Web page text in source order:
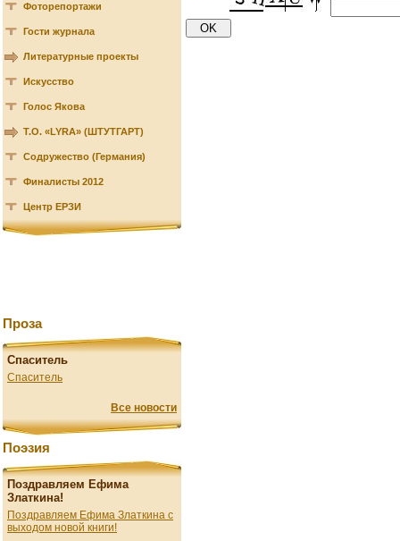
Фоторепортажи
Гости журнала
Литературные проекты
Искусство
Голос Якова
Т.О. «LYRA» (ШТУТГАРТ)
Содружество (Германия)
Финалисты 2012
Центр ЕРЗИ
Проза
Спаситель
Спаситель
Все новости
Поэзия
Поздравляем Ефима
Златкина!
Поздравляем Ефима Златкина с
выходом новой книги!